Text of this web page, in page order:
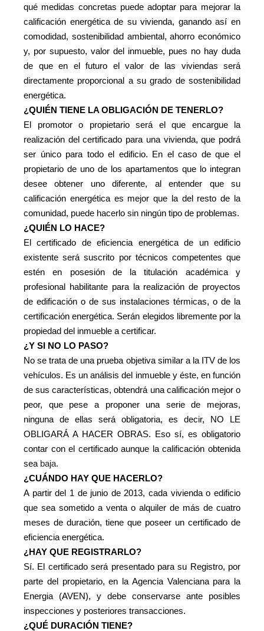
qué medidas concretas puede adoptar para mejorar la
calificación energética de su vivienda, ganando así en
comodidad, sostenibilidad ambiental, ahorro económico
y, por supuesto, valor del inmueble, pues no hay duda
de que en el futuro el valor de las viviendas será
directamente proporcional a su grado de sostenibilidad
energética.
¿QUIÉN TIENE LA OBLIGACIÓN DE TENERLO?
El promotor o propietario será el que encargue la
realización del certificado para una vivienda, que podrá
ser único para todo el edificio. En el caso de que el
propietario de uno de los apartamentos que lo integran
desee obtener uno diferente, al entender que su
calificación energética es mejor que la del resto de la
comunidad, puede hacerlo sin ningún tipo de problemas.
¿QUIÉN LO HACE?
El certificado de eficiencia energética de un edificio
existente será suscrito por técnicos competentes que
estén en posesión de la titulación académica y
profesional habilitante para la realización de proyectos
de edificación o de sus instalaciones térmicas, o de la
certificación energética. Serán elegidos libremente por la
propiedad del inmueble a certificar.
¿Y SI NO LO PASO?
No se trata de una prueba objetiva similar a la ITV de los
vehículos. Es un análisis del inmueble y éste, en función
de sus características, obtendrá una calificación mejor o
peor, que pese a proponer una serie de mejoras,
ninguna de ellas será obligatoria, es decir, NO LE
OBLIGARÁ A HACER OBRAS. Eso sí, es obligatorio
contar con el certificado aunque la calificación obtenida
sea baja.
¿CUÁNDO HAY QUE HACERLO?
A partir del 1 de junio de 2013, cada vivienda o edificio
que sea sometido a venta o alquiler de más de cuatro
meses de duración, tiene que poseer un certificado de
eficiencia energética.
¿HAY QUE REGISTRARLO?
Sí. El certificado será presentado para su Registro, por
parte del propietario, en la Agencia Valenciana para la
Energia (AVEN), y debe conservarse ante posibles
inspecciones y posteriores transacciones.
¿QUÉ DURACIÓN TIENE?